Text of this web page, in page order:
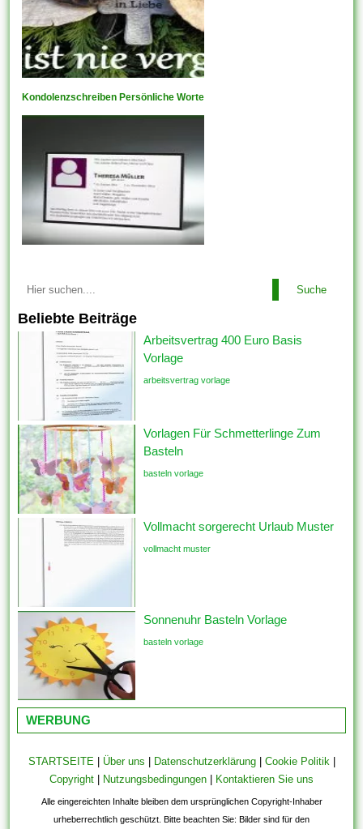
Kondolenzschreiben Persönliche Worte
Suche
Beliebte Beiträge
Arbeitsvertrag 400 Euro Basis
Vorlage
arbeitsvertrag vorlage
Vorlagen Für Schmetterlinge Zum
Basteln
basteln vorlage
Vollmacht sorgerecht Urlaub Muster
vollmacht muster
Sonnenuhr Basteln Vorlage
basteln vorlage
WERBUNG
STARTSEITE | Über uns | Datenschutzerklärung| Cookie Politik |
Copyright | Nutzungsbedingungen | Kontaktieren Sie uns
Alle eingereichten Inhalte bleiben dem ursprünglichen Copyright-Inhaber
urheberrechtlich geschützt. Bitte beachten Sie: Bilder sind für den